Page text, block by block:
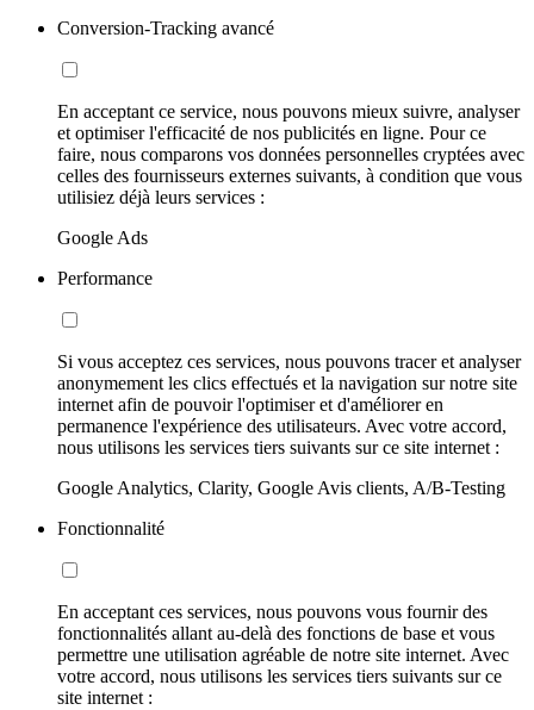
Conversion-Tracking avancé
En acceptant ce service, nous pouvons mieux suivre, analyser
et optimiser l'efficacité de nos publicités en ligne. Pour ce
faire, nous comparons vos données personnelles cryptées avec
celles des fournisseurs externes suivants, à condition que vous
utilisiez déjà leurs services :
Google Ads
Performance
Si vous acceptez ces services, nous pouvons tracer et analyser
anonymement les clics effectués et la navigation sur notre site
internet afin de pouvoir l'optimiser et d'améliorer en
permanence l'expérience des utilisateurs. Avec votre accord,
nous utilisons les services tiers suivants sur ce site internet :
Google Analytics, Clarity, Google Avis clients, A/B-Testing
Fonctionnalité
En acceptant ces services, nous pouvons vous fournir des
fonctionnalités allant au-delà des fonctions de base et vous
permettre une utilisation agréable de notre site internet. Avec
votre accord, nous utilisons les services tiers suivants sur ce
site internet :